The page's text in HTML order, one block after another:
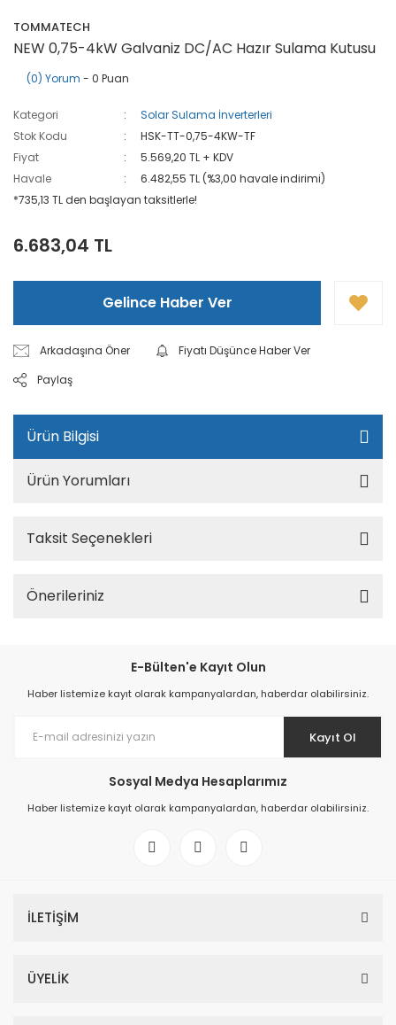
TOMMATECH
NEW 0,75-4kW Galvaniz DC/AC Hazır Sulama Kutusu
(0) Yorum - 0 Puan
Kategori
Solar Sulama İnverterleri
Stok Kodu
HSK-TT-0,75-4KW-TF
Fiyat
5.569,20 TL + KDV
Havale
6.482,55 TL (%3,00 havale indirimi)
*735,13 TL den başlayan taksitlerle!
6.683,04 TL
Gelince Haber Ver
Arkadaşına Öner
Fiyatı Düşünce Haber Ver
Paylaş
Ürün Bilgisi
Ürün Yorumları
Taksit Seçenekleri
Önerileriniz
E-Bülten'e Kayıt Olun
Haber listemize kayıt olarak kampanyalardan, haberdar olabilirsiniz.
Kayıt Ol
Sosyal Medya Hesaplarımız
Haber listemize kayıt olarak kampanyalardan, haberdar olabilirsiniz.
İLETİŞİM
ÜYELİK